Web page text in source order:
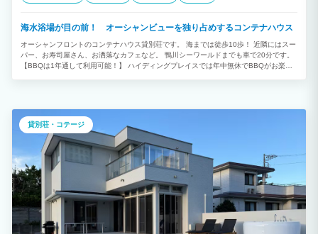
海水浴場が目の前！ オーシャンビューを独り占めするコンテナハウス
オーシャンフロントのコンテナハウス貸別荘です。 海までは徒歩10歩！ 近隣にはスー
パー、お寿司屋さん、お洒落なカフェなど。 鴨川シーワールドまでも車で20分です。
【BBQは1年通して利用可能！】 ハイディングプレイスでは年中無休でBBQがお楽し
る1日1組限定のプライベート別荘！ 住宅地から離れ都会の喧騒を忘れひとときの癒し
が感じられます。 日々の疲れを癒す最高のスポット！
貸別荘・コテージ